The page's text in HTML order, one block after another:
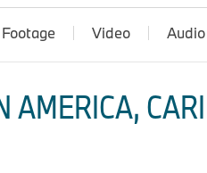
Video Audio
AMERICA,